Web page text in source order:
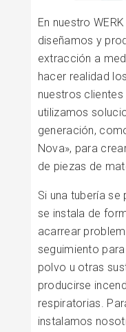
En nuestro
diseñamos y
extracción a
hacer realidad
nuestros
utilizamos
generación,
Nova», para
de piezas de
Si una tubería
se instala de
acarrear
seguimiento
polvo u otras
producirse
respiratorias.
instalamos